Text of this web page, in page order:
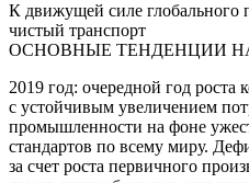
К движущей силе глобального
чистый транспорт
ОСНОВНЫЕ ТЕНДЕНЦИИ
2019 год: очередной год роста
с устойчивым увеличением
промышленности на фоне
стандартов по всему миру.
за счет роста первичного